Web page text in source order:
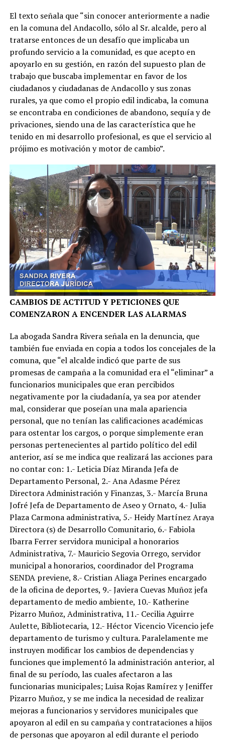
El texto señala que “sin conocer anteriormente a nadie
en la comuna del Andacollo, sólo al Sr. alcalde, pero al
tratarse entonces de un desafío que implicaba un
profundo servicio a la comunidad, es que acepto en
apoyarlo en su gestión, en razón del supuesto plan de
trabajo que buscaba implementar en favor de los
ciudadanos y ciudadanas de Andacollo y sus zonas
rurales, ya que como el propio edil indicaba, la comuna
se encontraba en condiciones de abandono, sequía y de
privaciones, siendo una de las característica que he
tenido en mi desarrollo profesional, es que el servicio al
prójimo es motivación y motor de cambio”.
CAMBIOS DE ACTITUD Y PETICIONES QUE
COMENZARON A ENCENDER LAS ALARMAS
La abogada Sandra Rivera señala en la denuncia, que
también fue enviada en copia a todos los concejales de la
comuna, que “el alcalde indicó que parte de sus
promesas de campaña a la comunidad era el “eliminar” a
funcionarios municipales que eran percibidos
negativamente por la ciudadanía, ya sea por atender
mal, considerar que poseían una mala apariencia
personal, que no tenían las calificaciones académicas
para ostentar los cargos, o porque simplemente eran
personas pertenecientes al partido político del edil
anterior, así se me indica que realizará las acciones para
no contar con: 1.- Leticia Díaz Miranda Jefa de
Departamento Personal, 2.- Ana Adasme Pérez
Directora Administración y Finanzas, 3.- Marcía Bruna
Jofré Jefa de Departamento de Aseo y Ornato, 4.- Julia
Plaza Carmona administrativa, 5.- Heidy Martínez Araya
Directora (s) de Desarrollo Comunitario, 6.- Fabiola
Ibarra Ferrer servidora municipal a honorarios
Administrativa, 7.- Mauricio Segovia Orrego, servidor
municipal a honorarios, coordinador del Programa
SENDA previene, 8.- Cristian Aliaga Perines encargado
de la oficina de deportes, 9.- Javiera Cuevas Muñoz jefa
departamento de medio ambiente, 10.- Katherine
Pizarro Muñoz, Administrativa, 11.- Cecilia Aguirre
Aulette, Bibliotecaria, 12.- Héctor Vicencio Vicencio jefe
departamento de turismo y cultura. Paralelamente me
instruyen modificar los cambios de dependencias y
funciones que implementó la administración anterior, al
final de su período, las cuales afectaron a las
funcionarias municipales; Luisa Rojas Ramírez y Jeniffer
Pizarro Muñoz, y se me indica la necesidad de realizar
mejoras a funcionarios y servidores municipales que
apoyaron al edil en su campaña y contrataciones a hijos
de personas que apoyaron al edil durante el periodo